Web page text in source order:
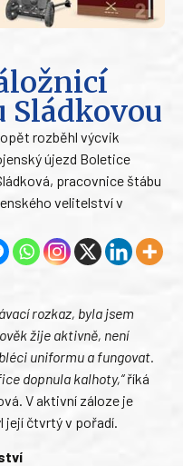
Sládkovou
rozběhl výcvik
újezd Boletice
pracovnice štábu
velitelství v
rozkaz, byla jsem
žije aktivně, není
uniformu a fungovat.
dopnula kalhoty,“říká
V aktivní záloze je
její čtvrtý v pořadí.